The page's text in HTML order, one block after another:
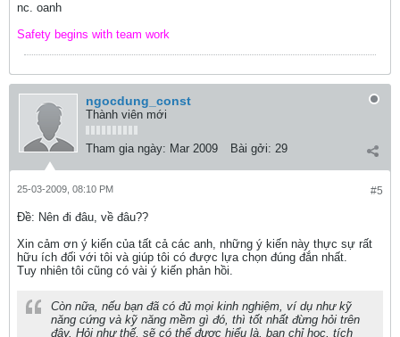
nc. oanh
Safety begins with team work
ngocdung_const
Thành viên mới
Tham gia ngày: Mar 2009 Bài gởi: 29
#5
25-03-2009, 08:10 PM
Ðề: Nên đi đâu, về đâu??
Xin cảm ơn ý kiến của tất cả các anh, những ý kiến này thực sự rất
hữu ích đối với tôi và giúp tôi có được lựa chọn đúng đắn nhất.
Tuy nhiên tôi cũng có vài ý kiến phản hồi.
Còn nữa, nếu bạn đã có đủ mọi kinh nghiệm, ví dụ như kỹ
năng cứng và kỹ năng mềm gì đó, thì tốt nhất đừng hỏi trên
đây. Hỏi như thế, sẽ có thể được hiểu là, bạn chỉ học, tích